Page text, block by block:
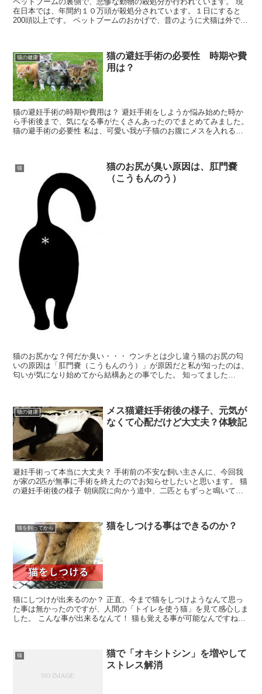
在日本では、年間約１０万頭が殺処分されています。１日にすると
200頭以上です。 ペットブームのおかげで、昔のように犬猫は外で飼
猫の健康
猫の避妊手術の必要性 時期や費
用は？
猫の避妊手術の時期や費用は？ 避妊手術をしようか悩み始めた時か
ら手術後まで、気になる事がたくさんあったのでまとめてみました。
猫の避手術の必要性 私は、可愛い我が子猫のお腹にメスを入れる事
猫
猫のお尻が臭い原因は、肛門嚢
（こうもんのう）
猫のお尻かな？何だか臭い・・・ ウンチとは少し違う猫のお尻の匂
いの原因は「肛門嚢（こうもんのう）」が原因だと私が知ったのは、
匂いが気になり始めてから結構あとの事でした。 知ってました
猫の健康
メス猫避妊手術後の様子、元気が
なくて心配だけど大丈夫？体験記
避妊手術って本当に大丈夫？ 手術前の不安な飼い主さんに、今回我
が家の2匹が無事に手術を終えたのでお知らせしたいと思います。 猫
の避妊手術後の様子 朝病院に向かう道中、二匹ともずっと鳴いてい
猫を飼ってから 猫をしつける事はできるのか？
猫にしつけが出来るのか？ 正直、今まで猫をしつけようなんて思っ
た事は無かったのですが、人間の「トイレを使う猫」を見て感心しま
した。 こんな事が出来るなんて！ 猫も覚える事が可能なんですね。
猫
猫で「オキシトシン」を増やして
ストレス解消